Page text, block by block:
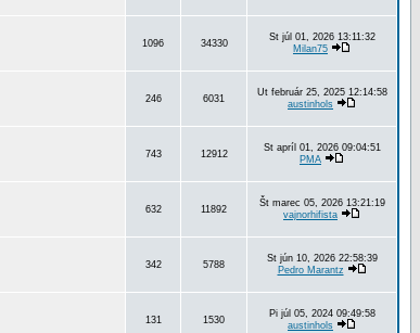
1096 34330
St júl 01, 2026 13:11:32
Milan75
246 6031
Ut február 25, 2025 12:14:58
austinhols
743 12912
St apríl 01, 2026 09:04:51
PMA
632 11892
Št marec 05, 2026 13:21:19
vajnorhifista
342 5788
St jún 10, 2026 22:58:39
Pedro Marantz
131 1530
Pi júl 05, 2024 09:49:58
austinhols